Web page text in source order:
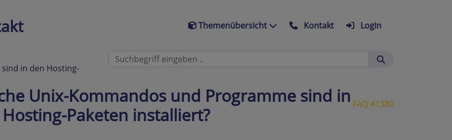
Themenübersicht Kontakt Login
in den Hosting-
FAQ #1380
Unix-Kommandos und Programme sind in
Paketen installiert?